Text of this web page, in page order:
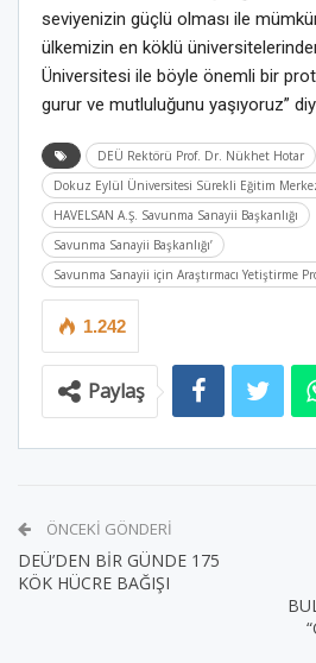
seviyenizin güçlü olması ile
ülkemizin en köklü
Üniversitesi ile böyle önemli bir
gurur ve mutluluğunu yaşıyoruz”
DEÜ Rektörü Prof. Dr. Nükhet Hotar
Dokuz Eylül Üniversitesi Sürekli Eğitim
HAVELSAN A.Ş. Savunma Sanayii Başkanlığı
Savunma Sanayii Başkanlığı’
Savunma Sanayii için Araştırmacı Yetiştirme
1.242
Paylaş
ÖNCEKI GÖNDERI
DEÜ’DEN BİR GÜNDE 175
KÖK HÜCRE BAĞIŞI